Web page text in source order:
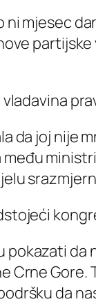
ni mjesec
partijske
da joj nije
pokazati
Crne
da